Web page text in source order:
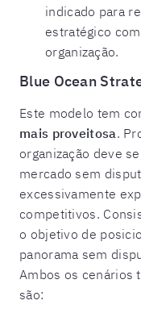
indicado para
estratégico
organização.
Blue Ocean
Este modelo tem
mais proveitosa.
organização deve
mercado sem
excessivamente
competitivos.
o objetivo de
panorama sem
Ambos os cenários
são: